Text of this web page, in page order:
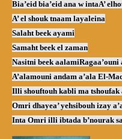
Bia’eid bia’eid ana w intaA’
A’ el shouk tnaam layaleina
Salaht beek ayami
Samaht beek el zaman
Nasitni beek aalami
A’alamouni andam a’ala El-
Illi shouftouh kabli ma tshoufak
Omri dhayea’ yehsibouh izay
Inta Omri illi ibtada b’nourak